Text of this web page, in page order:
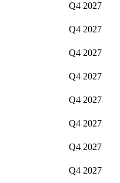
Q4 2027
Q4 2027
Q4 2027
Q4 2027
Q4 2027
Q4 2027
Q4 2027
Q4 2027